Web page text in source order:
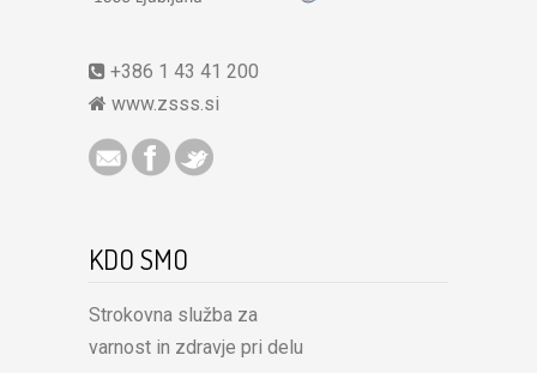
+386 1 43 41 200
www.zsss.si
KDO SMO
Strokovna služba za
varnost in zdravje pri delu